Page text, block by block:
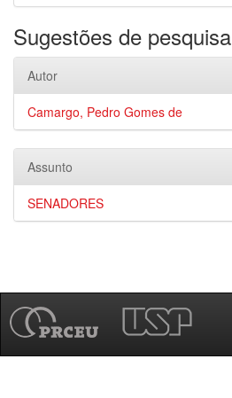
Sugestões de pesquisa
Autor
Camargo, Pedro Gomes de
Assunto
SENADORES